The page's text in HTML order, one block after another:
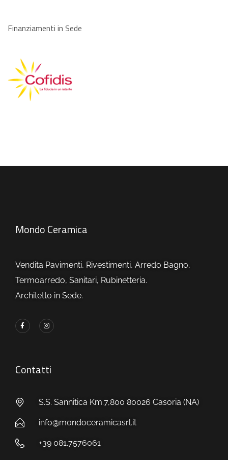
Finanziamenti in Sede
Mondo Ceramica
Vendita Pavimenti, Rivestimenti, Arredo Bagno,
Termoarredo, Sanitari, Rubinetteria.
Architetto in Sede.
Contatti
S.S. Sannitica Km.7,800 80026 Casoria (NA)
info@mondoceramicasrl.it
+39 081.7576061